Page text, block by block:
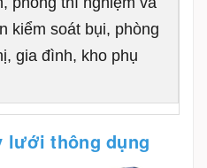
kiểm soát bụi, phòng
gia đình, kho phụ
lưới thông dụng